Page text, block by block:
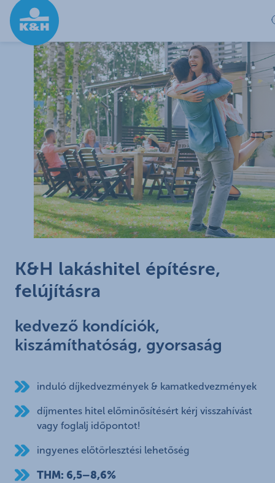
Ugrás a fő tartalomhoz
K&H lakáshitel építésre,
felújításra
kedvező kondíciók,
kiszámíthatóság, gyorsaság
induló díjkedvezmények & kamatkedvezmények
díjmentes hitel előminősítésért kérj visszahívást
vagy foglalj időpontot!
ingyenes előtörlesztési lehetőség
THM: 6,5–8,6%